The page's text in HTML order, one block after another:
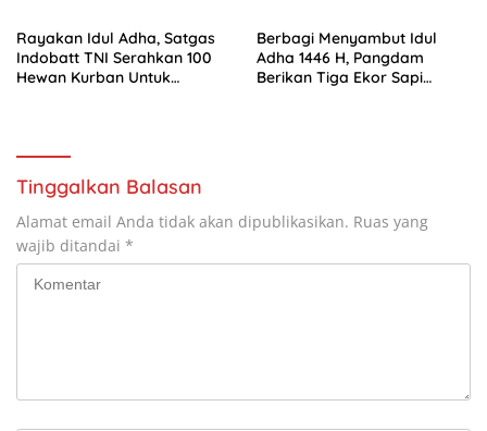
Rayakan Idul Adha, Satgas
Indobatt TNI Serahkan 100
Hewan Kurban Untuk
Berbagi Menyambut Idul
Adha 1446 H, Pangdam
Berikan Tiga Ekor Sapi
Tinggalkan Balasan
Alamat email Anda tidak akan dipublikasikan. Ruas yang
wajib ditandai *